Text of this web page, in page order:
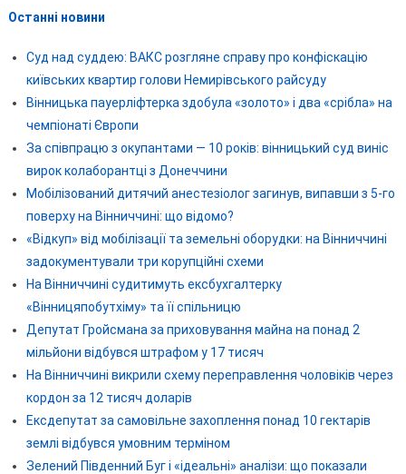
Останні новини
Суд над суддею: ВАКС розгляне справу про конфіскацію
київських квартир голови Немирівського райсуду
Вінницька пауерліфтерка здобула «золото» і два «срібла» на
чемпіонаті Європи
За співпрацю з окупантами — 10 років: вінницький суд виніс
вирок колаборантці з Донеччини
Мобілізований дитячий анестезіолог загинув, випавши з 5-го
поверху на Вінниччині: що відомо?
«Відкуп» від мобілізації та земельні оборудки: на Вінниччині
задокументували три корупційні схеми
На Вінниччині судитимуть ексбухгалтерку
«Вінницяпобутхіму» та її спільницю
Депутат Гройсмана за приховування майна на понад 2
мільйони відбувся штрафом у 17 тисяч
На Вінниччині викрили схему переправлення чоловіків через
кордон за 12 тисяч доларів
Ексдепутат за самовільне захоплення понад 10 гектарів
землі відбувся умовним терміном
Зелений Південний Буг і «ідеальні» аналізи: що показали